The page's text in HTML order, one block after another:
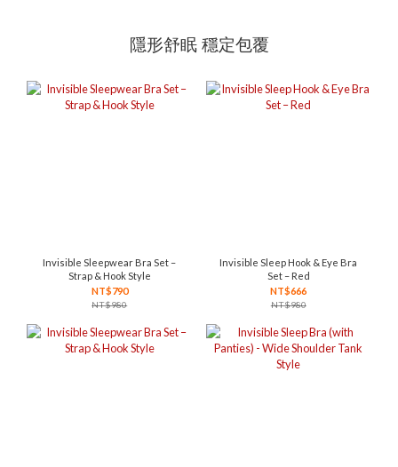
隱形舒眠 穩定包覆
Invisible Sleepwear Bra Set –
Strap & Hook Style
NT$790
NT$980
Invisible Sleep Hook & Eye Bra
Set – Red
NT$666
NT$980